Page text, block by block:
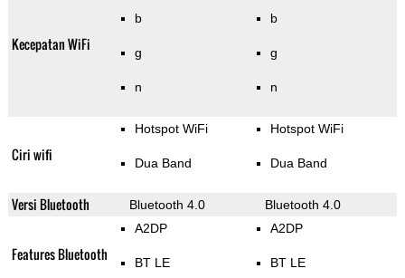
Kecepatan WiFi
b
g
n
b
g
n
Ciri wifi
Hotspot WiFi
Dua Band
Hotspot WiFi
Dua Band
Versi Bluetooth Bluetooth 4.0 Bluetooth 4.0
Features Bluetooth
A2DP
BT LE
A2DP
BT LE